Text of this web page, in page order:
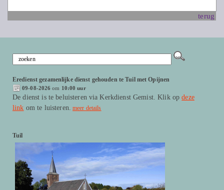
terug
Eredienst gezamenlijke dienst gehouden te Tuil met Opijnen
09-08-2026 om 10:00 uur
De dienst is te beluisteren via Kerkdienst Gemist. Klik opdeze
link om te luisteren. meer details
Tuil